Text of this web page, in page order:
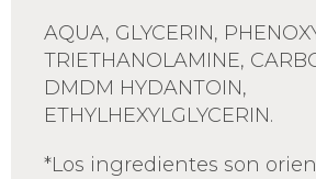
AQUA, GLYCERIN,
TRIETHANOLAMINE,
DMDM HYDANTOIN,
ETHYLHEXYLGLYCERIN.
*Los ingredientes son